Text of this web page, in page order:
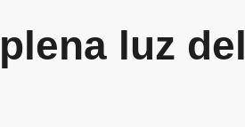
luz del